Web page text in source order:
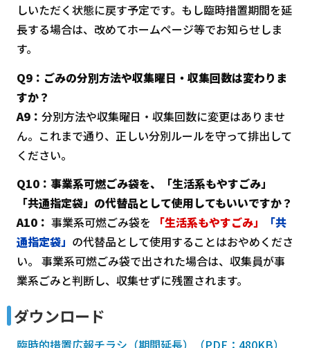
しいただく状態に戻す予定です。もし臨時措置期間を延
長する場合は、改めてホームページ等でお知らせしま
す。
Q9：ごみの分別方法や収集曜日・収集回数は変わりま
すか？
A9： 分別方法や収集曜日・収集回数に変更はありませ
ん。これまで通り、正しい分別ルールを守って排出して
ください。
Q10：事業系可燃ごみ袋を、「生活系もやすごみ」
「共通指定袋」の代替品として使用してもいいですか？
A10： 事業系可燃ごみ袋を 「生活系もやすごみ」
「共
通指定袋」 の代替品として使用することはおやめくださ
い。 事業系可燃ごみ袋で出された場合は、収集員が事
業系ごみと判断し、収集せずに残置されます。
ダウンロード